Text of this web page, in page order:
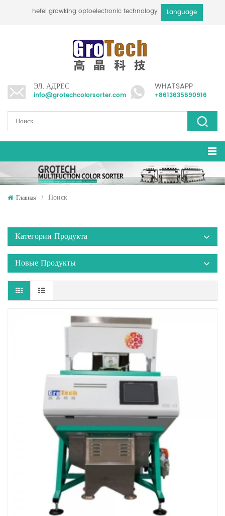
hefei growking optoelectronic technology co., ltdLanguage
ЭЛ. АДРЕС
info@grotechcolorsorter.com
WHATSAPP
+8613635690916
Главная / Поиск
Категории Продукта
Новые Продукты